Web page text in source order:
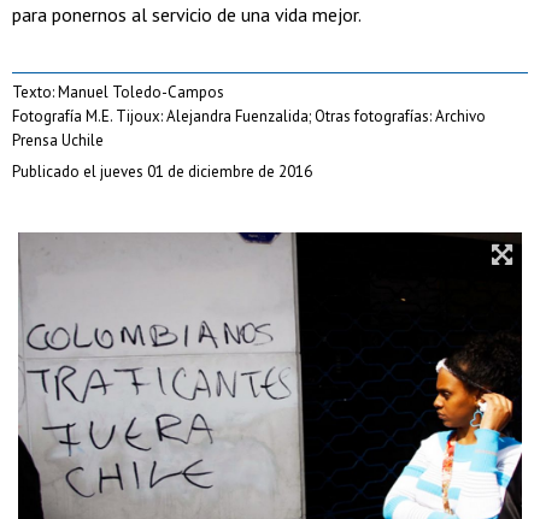
para ponernos al servicio de una vida mejor.
Texto: Manuel Toledo-Campos
Fotografía M.E. Tijoux: Alejandra Fuenzalida; Otras fotografías: Archivo
Prensa Uchile
Publicado el jueves 01 de diciembre de 2016